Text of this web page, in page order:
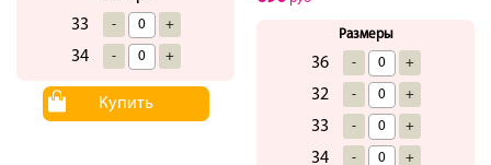
33 - +
34 - +
Купить
Размеры
36 - +
32 - +
33 - +
34 - +